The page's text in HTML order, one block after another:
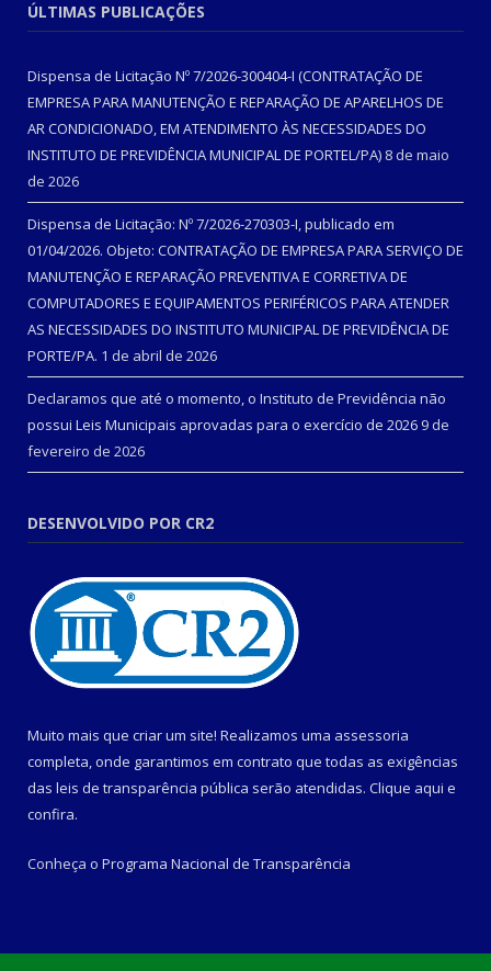
ÚLTIMAS PUBLICAÇÕES
Dispensa de Licitação Nº 7/2026-300404-I (CONTRATAÇÃO DE
EMPRESA PARA MANUTENÇÃO E REPARAÇÃO DE APARELHOS DE
AR CONDICIONADO, EM ATENDIMENTO ÀS NECESSIDADES DO
INSTITUTO DE PREVIDÊNCIA MUNICIPAL DE PORTEL/PA) 8 de maio
de 2026
Dispensa de Licitação: Nº 7/2026-270303-I, publicado em
01/04/2026. Objeto: CONTRATAÇÃO DE EMPRESA PARA SERVIÇO DE
MANUTENÇÃO E REPARAÇÃO PREVENTIVA E CORRETIVA DE
COMPUTADORES E EQUIPAMENTOS PERIFÉRICOS PARA ATENDER
AS NECESSIDADES DO INSTITUTO MUNICIPAL DE PREVIDÊNCIA DE
PORTE/PA. 1 de abril de 2026
Declaramos que até o momento, o Instituto de Previdência não
possui Leis Municipais aprovadas para o exercício de 2026 9 de
fevereiro de 2026
DESENVOLVIDO POR CR2
Muito mais que criar um site! Realizamos uma assessoria
completa, onde garantimos em contrato que todas as exigências
das leis de transparência pública serão atendidas. Clique aqui e
confira.
Conheça o Programa Nacional de Transparência